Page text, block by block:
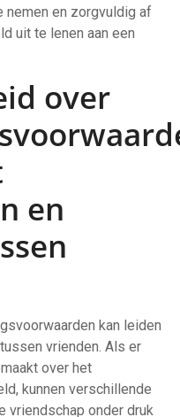
en zorgvuldig af
uit te lenen aan een
over
en
kan leiden
vrienden. Als er
over het
kunnen verschillende
vriendschap onder druk